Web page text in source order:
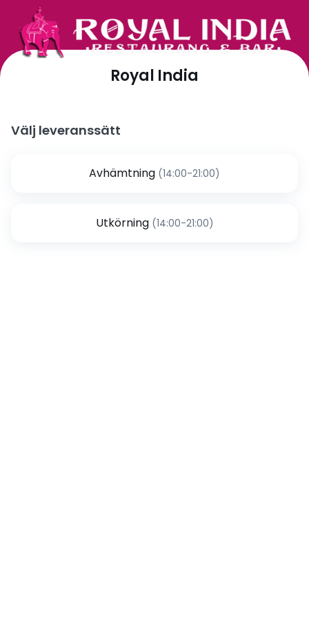
Royal India
Välj leveranssätt
Avhämtning (14:00-21:00)
Utkörning(14:00-21:00)